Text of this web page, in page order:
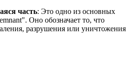
часть: Это одно из основных
Оно обозначает то, что
разрушения или уничтожения